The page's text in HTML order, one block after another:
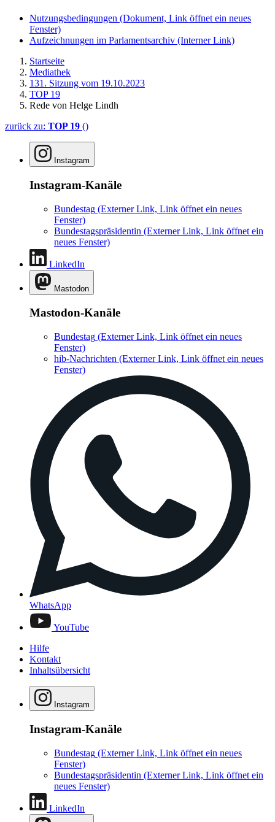
Nutzungsbedingungen (Dokument, Link öffnet ein neues
Fenster)
Aufzeichnungen im Parlamentsarchiv (Interner Link)
Startseite
Mediathek
131. Sitzung vom 19.10.2023
TOP 19
Rede von Helge Lindh
zurück zu: TOP 19 ()
Instagram
Instagram-Kanäle
Bundestag (Externer Link, Link öffnet ein neues
Fenster)
Bundestagspräsidentin (Externer Link, Link öffnet ein
neues Fenster)
LinkedIn
Mastodon
Mastodon-Kanäle
Bundestag (Externer Link, Link öffnet ein neues
Fenster)
hib-Nachrichten (Externer Link, Link öffnet ein neues
Fenster)
WhatsApp
YouTube
Hilfe
Kontakt
Inhaltsübersicht
Instagram
Instagram-Kanäle
Bundestag (Externer Link, Link öffnet ein neues
Fenster)
Bundestagspräsidentin (Externer Link, Link öffnet ein
neues Fenster)
LinkedIn